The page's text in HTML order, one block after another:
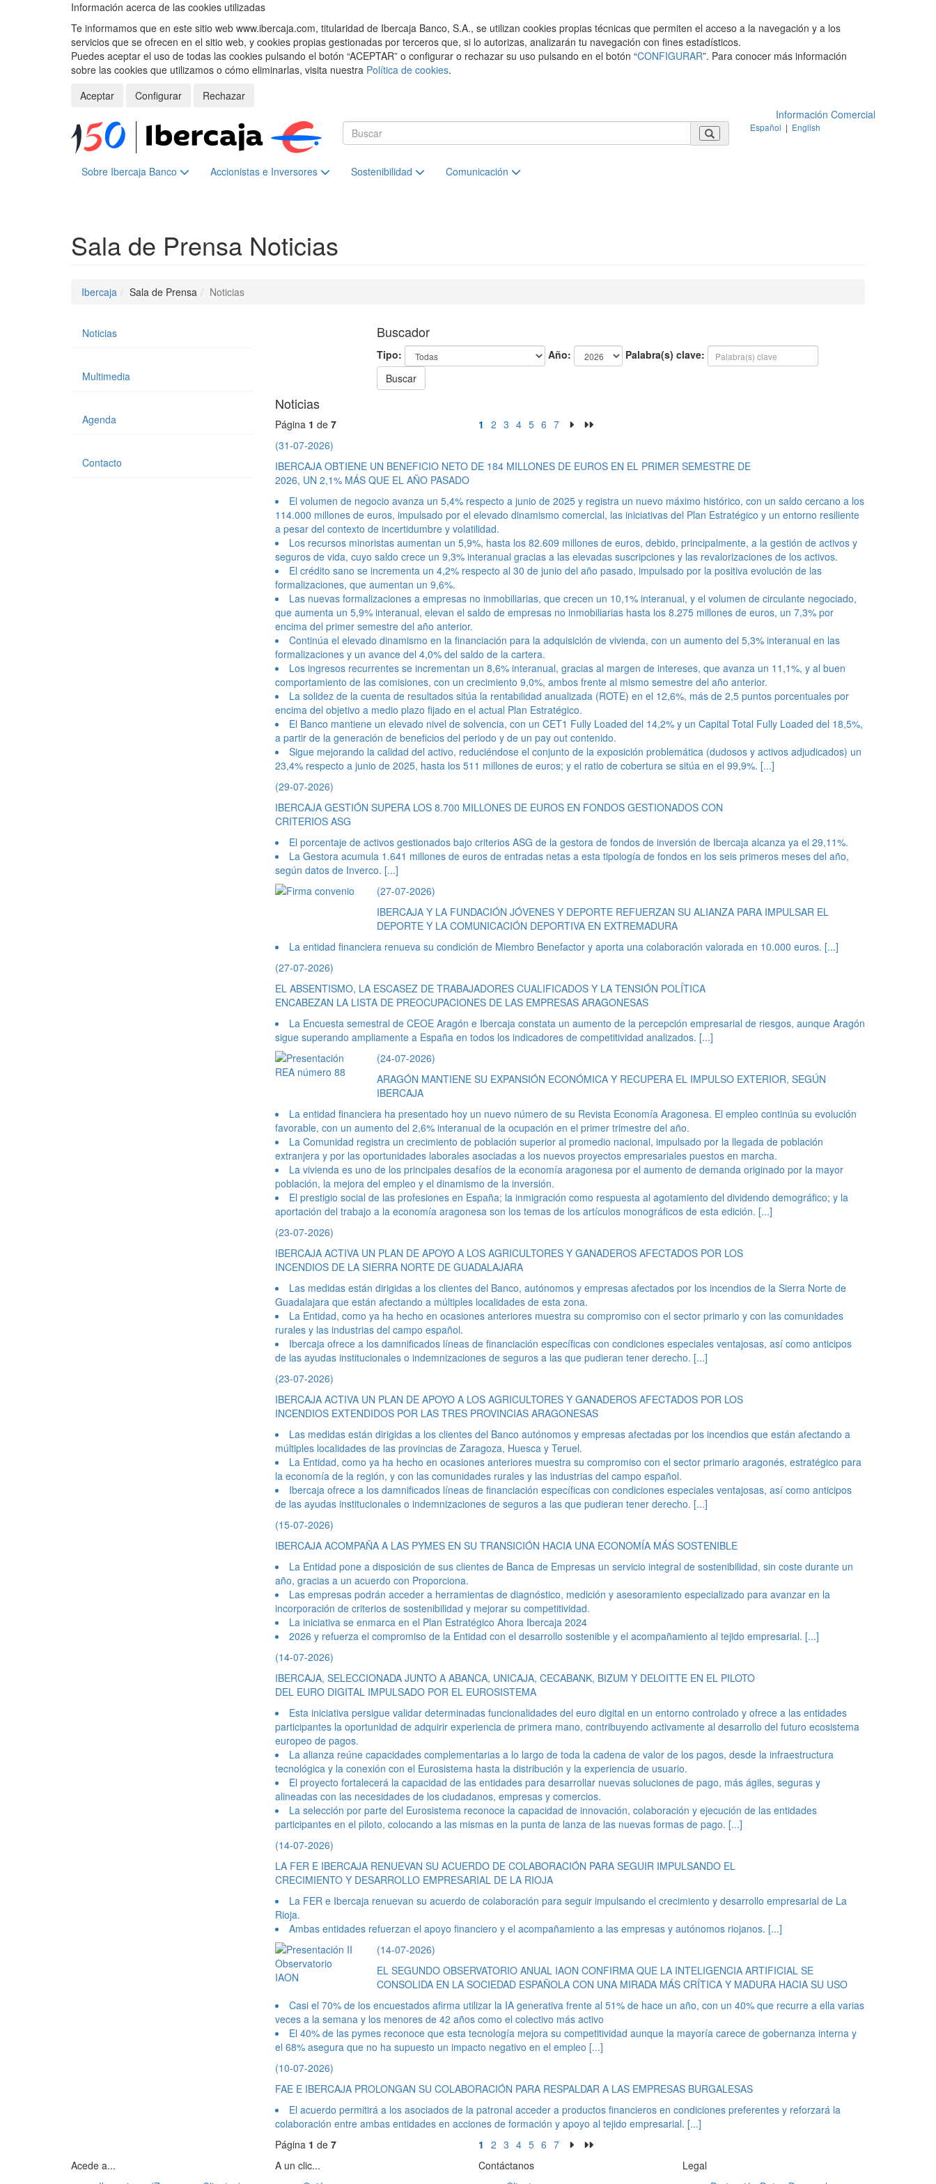
Información acerca de las cookies utilizadas
Te informamos que en este sitio web www.ibercaja.com, titularidad de Ibercaja Banco, S.A., se utilizan cookies propias técnicas que permiten el acceso a la navegación y a los
servicios que se ofrecen en el sitio web, y cookies propias gestionadas por terceros que, si lo autorizas, analizarán tu navegación con fines estadísticos.
Puedes aceptar el uso de todas las cookies pulsando el botón “ACEPTAR” o configurar o rechazar su uso pulsando en el botón “CONFIGURAR”. Para conocer más información
sobre las cookies que utilizamos o cómo eliminarlas, visita nuestra Política de cookies.
Aceptar
Configurar
Rechazar
Información Comercial
Español | English
Sobre Ibercaja Banco Accionistas e Inversores Sostenibilidad Comunicación
Sala de Prensa Noticias
Ibercaja Sala de Prensa Noticias
Buscador
Tipo: Año:
Palabra(s) clave:
Buscar
Noticias
Página 1 de 7 1 2 3 4 5 6 7
(31-07-2026)
IBERCAJA OBTIENE UN BENEFICIO NETO DE 184 MILLONES DE EUROS EN EL PRIMER SEMESTRE DE
2026, UN 2,1% MÁS QUE EL AÑO PASADO
El volumen de negocio avanza un 5,4% respecto a junio de 2025 y registra un nuevo máximo histórico, con un saldo cercano a los
114.000 millones de euros, impulsado por el elevado dinamismo comercial, las iniciativas del Plan Estratégico y un entorno resiliente
a pesar del contexto de incertidumbre y volatilidad.
Los recursos minoristas aumentan un 5,9%, hasta los 82.609 millones de euros, debido, principalmente, a la gestión de activos y
seguros de vida, cuyo saldo crece un 9,3% interanual gracias a las elevadas suscripciones y las revalorizaciones de los activos.
El crédito sano se incrementa un 4,2% respecto al 30 de junio del año pasado, impulsado por la positiva evolución de las
formalizaciones, que aumentan un 9,6%.
Las nuevas formalizaciones a empresas no inmobiliarias, que crecen un 10,1% interanual, y el volumen de circulante negociado,
que aumenta un 5,9% interanual, elevan el saldo de empresas no inmobiliarias hasta los 8.275 millones de euros, un 7,3% por
encima del primer semestre del año anterior.
Continúa el elevado dinamismo en la financiación para la adquisición de vivienda, con un aumento del 5,3% interanual en las
formalizaciones y un avance del 4,0% del saldo de la cartera.
Los ingresos recurrentes se incrementan un 8,6% interanual, gracias al margen de intereses, que avanza un 11,1%, y al buen
comportamiento de las comisiones, con un crecimiento 9,0%, ambos frente al mismo semestre del año anterior.
La solidez de la cuenta de resultados sitúa la rentabilidad anualizada (ROTE) en el 12,6%, más de 2,5 puntos porcentuales por
encima del objetivo a medio plazo fijado en el actual Plan Estratégico.
El Banco mantiene un elevado nivel de solvencia, con un CET1 Fully Loaded del 14,2% y un Capital Total Fully Loaded del 18,5%,
a partir de la generación de beneficios del periodo y de un pay out contenido.
Sigue mejorando la calidad del activo, reduciéndose el conjunto de la exposición problemática (dudosos y activos adjudicados) un
23,4% respecto a junio de 2025, hasta los 511 millones de euros; y el ratio de cobertura se sitúa en el 99,9%. [...]
(29-07-2026)
IBERCAJA GESTIÓN SUPERA LOS 8.700 MILLONES DE EUROS EN FONDOS GESTIONADOS CON
CRITERIOS ASG
El porcentaje de activos gestionados bajo criterios ASG de la gestora de fondos de inversión de Ibercaja alcanza ya el 29,11%.
La Gestora acumula 1.641 millones de euros de entradas netas a esta tipología de fondos en los seis primeros meses del año,
según datos de Inverco. [...]
(27-07-2026)
IBERCAJA Y LA FUNDACIÓN JÓVENES Y DEPORTE REFUERZAN SU ALIANZA PARA IMPULSAR EL
DEPORTE Y LA COMUNICACIÓN DEPORTIVA EN EXTREMADURA
La entidad financiera renueva su condición de Miembro Benefactor y aporta una colaboración valorada en 10.000 euros. [...]
(27-07-2026)
EL ABSENTISMO, LA ESCASEZ DE TRABAJADORES CUALIFICADOS Y LA TENSIÓN POLÍTICA
ENCABEZAN LA LISTA DE PREOCUPACIONES DE LAS EMPRESAS ARAGONESAS
La Encuesta semestral de CEOE Aragón e Ibercaja constata un aumento de la percepción empresarial de riesgos, aunque Aragón
sigue superando ampliamente a España en todos los indicadores de competitividad analizados. [...]
(24-07-2026)
ARAGÓN MANTIENE SU EXPANSIÓN ECONÓMICA Y RECUPERA EL IMPULSO EXTERIOR, SEGÚN
IBERCAJA
La entidad financiera ha presentado hoy un nuevo número de su Revista Economía Aragonesa. El empleo continúa su evolución
favorable, con un aumento del 2,6% interanual de la ocupación en el primer trimestre del año.
La Comunidad registra un crecimiento de población superior al promedio nacional, impulsado por la llegada de población
extranjera y por las oportunidades laborales asociadas a los nuevos proyectos empresariales puestos en marcha.
La vivienda es uno de los principales desafíos de la economía aragonesa por el aumento de demanda originado por la mayor
población, la mejora del empleo y el dinamismo de la inversión.
El prestigio social de las profesiones en España; la inmigración como respuesta al agotamiento del dividendo demográfico; y la
aportación del trabajo a la economía aragonesa son los temas de los artículos monográficos de esta edición. [...]
(23-07-2026)
IBERCAJA ACTIVA UN PLAN DE APOYO A LOS AGRICULTORES Y GANADEROS AFECTADOS POR LOS
INCENDIOS DE LA SIERRA NORTE DE GUADALAJARA
Las medidas están dirigidas a los clientes del Banco, autónomos y empresas afectados por los incendios de la Sierra Norte de
Guadalajara que están afectando a múltiples localidades de esta zona.
La Entidad, como ya ha hecho en ocasiones anteriores muestra su compromiso con el sector primario y con las comunidades
rurales y las industrias del campo español.
Ibercaja ofrece a los damnificados líneas de financiación específicas con condiciones especiales ventajosas, así como anticipos
de las ayudas institucionales o indemnizaciones de seguros a las que pudieran tener derecho. [...]
(23-07-2026)
IBERCAJA ACTIVA UN PLAN DE APOYO A LOS AGRICULTORES Y GANADEROS AFECTADOS POR LOS
INCENDIOS EXTENDIDOS POR LAS TRES PROVINCIAS ARAGONESAS
Las medidas están dirigidas a los clientes del Banco autónomos y empresas afectadas por los incendios que están afectando a
múltiples localidades de las provincias de Zaragoza, Huesca y Teruel.
La Entidad, como ya ha hecho en ocasiones anteriores muestra su compromiso con el sector primario aragonés, estratégico para
la economía de la región, y con las comunidades rurales y las industrias del campo español.
Ibercaja ofrece a los damnificados líneas de financiación específicas con condiciones especiales ventajosas, así como anticipos
de las ayudas institucionales o indemnizaciones de seguros a las que pudieran tener derecho. [...]
(15-07-2026)
IBERCAJA ACOMPAÑA A LAS PYMES EN SU TRANSICIÓN HACIA UNA ECONOMÍA MÁS SOSTENIBLE
La Entidad pone a disposición de sus clientes de Banca de Empresas un servicio integral de sostenibilidad, sin coste durante un
año, gracias a un acuerdo con Proporciona.
Las empresas podrán acceder a herramientas de diagnóstico, medición y asesoramiento especializado para avanzar en la
incorporación de criterios de sostenibilidad y mejorar su competitividad.
La iniciativa se enmarca en el Plan Estratégico Ahora Ibercaja 2024
2026 y refuerza el compromiso de la Entidad con el desarrollo sostenible y el acompañamiento al tejido empresarial. [...]
(14-07-2026)
IBERCAJA, SELECCIONADA JUNTO A ABANCA, UNICAJA, CECABANK, BIZUM Y DELOITTE EN EL PILOTO
DEL EURO DIGITAL IMPULSADO POR EL EUROSISTEMA
Esta iniciativa persigue validar determinadas funcionalidades del euro digital en un entorno controlado y ofrece a las entidades
participantes la oportunidad de adquirir experiencia de primera mano, contribuyendo activamente al desarrollo del futuro ecosistema
europeo de pagos.
La alianza reúne capacidades complementarias a lo largo de toda la cadena de valor de los pagos, desde la infraestructura
tecnológica y la conexión con el Eurosistema hasta la distribución y la experiencia de usuario.
El proyecto fortalecerá la capacidad de las entidades para desarrollar nuevas soluciones de pago, más ágiles, seguras y
alineadas con las necesidades de los ciudadanos, empresas y comercios.
La selección por parte del Eurosistema reconoce la capacidad de innovación, colaboración y ejecución de las entidades
participantes en el piloto, colocando a las mismas en la punta de lanza de las nuevas formas de pago. [...]
(14-07-2026)
LA FER E IBERCAJA RENUEVAN SU ACUERDO DE COLABORACIÓN PARA SEGUIR IMPULSANDO EL
CRECIMIENTO Y DESARROLLO EMPRESARIAL DE LA RIOJA
La FER e Ibercaja renuevan su acuerdo de colaboración para seguir impulsando el crecimiento y desarrollo empresarial de La
Rioja.
Ambas entidades refuerzan el apoyo financiero y el acompañamiento a las empresas y autónomos riojanos. [...]
(14-07-2026)
EL SEGUNDO OBSERVATORIO ANUAL IAON CONFIRMA QUE LA INTELIGENCIA ARTIFICIAL SE
CONSOLIDA EN LA SOCIEDAD ESPAÑOLA CON UNA MIRADA MÁS CRÍTICA Y MADURA HACIA SU USO
Casi el 70% de los encuestados afirma utilizar la IA generativa frente al 51% de hace un año, con un 40% que recurre a ella varias
veces a la semana y los menores de 42 años como el colectivo más activo
El 40% de las pymes reconoce que esta tecnología mejora su competitividad aunque la mayoría carece de gobernanza interna y
el 68% asegura que no ha supuesto un impacto negativo en el empleo [...]
(10-07-2026)
FAE E IBERCAJA PROLONGAN SU COLABORACIÓN PARA RESPALDAR A LAS EMPRESAS BURGALESAS
El acuerdo permitirá a los asociados de la patronal acceder a productos financieros en condiciones preferentes y reforzará la
colaboración entre ambas entidades en acciones de formación y apoyo al tejido empresarial. [...]
Página 1 de 7 1 2 3 4 5 6 7
Noticias
Multimedia
Agenda
Contacto
Acede a...
A un clic...
Contáctanos
Legal